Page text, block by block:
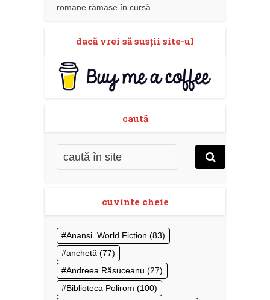
romane rămase în cursă
dacă vrei să susţii site-ul
caută
cuvinte cheie
Anansi. World Fiction (83)
anchetă (77)
Andreea Răsuceanu (27)
Biblioteca Polirom (100)